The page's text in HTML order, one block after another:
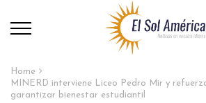
Home
MINERD interviene Liceo Pedro Mir y
garantizar bienestar estudiantil